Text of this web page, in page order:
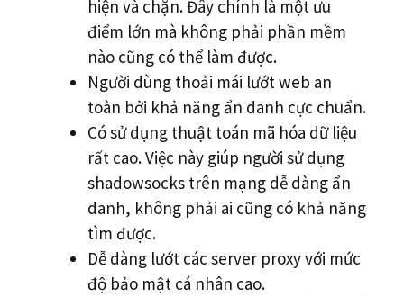
hiện và chặn. Đây chính là một ưu
điểm lớn mà không phải phần mềm
nào cũng có thể làm được.
Người dùng thoải mái lướt web an
toàn bởi khả năng ẩn danh cực chuẩn.
Có sử dụng thuật toán mã hóa dữ liệu
rất cao. Việc này giúp người sử dụng
shadowsocks trên mạng dễ dàng ẩn
danh, không phải ai cũng có khả năng
tìm được.
Dễ dàng lướt các server proxy với mức
độ bảo mật cá nhân cao.